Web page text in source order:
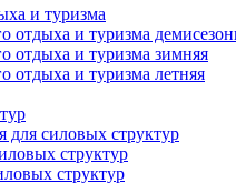
и туризма
отдыха и туризма
отдыха и туризма зимняя
отдыха и туризма летняя
для силовых структур
структур
структур